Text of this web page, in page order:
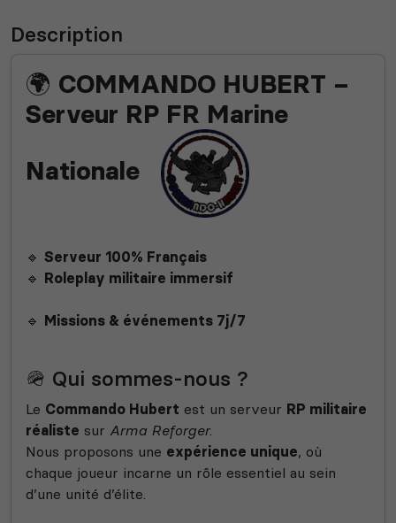
Description
🌍 COMMANDO HUBERT –
Serveur RP FR Marine
Nationale
🔹 Serveur 100% Français
🔹 Roleplay militaire immersif
🔹 Missions & événements 7j/7
🪖 Qui sommes-nous ?
Le Commando Hubert est un serveur RP militaire
réaliste sur Arma Reforger.
Nous proposons une expérience unique, où
chaque joueur incarne un rôle essentiel au sein
d’une unité d’élite.